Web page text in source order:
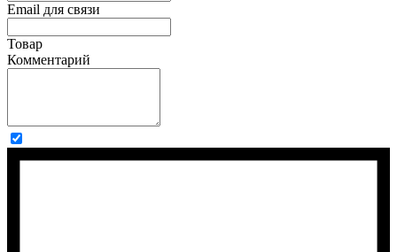
Email для связи
Товар
Комментарий